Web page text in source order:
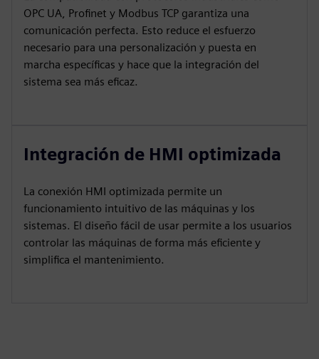
OPC UA, Profinet y Modbus TCP garantiza una
comunicación perfecta. Esto reduce el esfuerzo
necesario para una personalización y puesta en
marcha específicas y hace que la integración del
sistema sea más eficaz.
Integración de HMI optimizada
La conexión HMI optimizada permite un
funcionamiento intuitivo de las máquinas y los
sistemas. El diseño fácil de usar permite a los usuarios
controlar las máquinas de forma más eficiente y
simplifica el mantenimiento.